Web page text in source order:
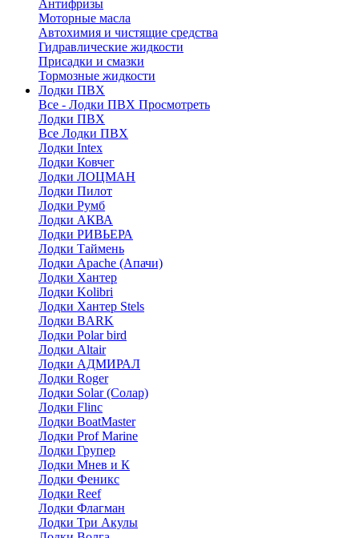
Антифризы
Моторные масла
Автохимия и чистящие средства
Гидравлические жидкости
Присадки и смазки
Тормозные жидкости
Лодки ПВХ
Все - Лодки ПВХ Просмотреть
Лодки ПВХ
Все Лодки ПВХ
Лодки Intex
Лодки Ковчег
Лодки ЛОЦМАН
Лодки Пилот
Лодки Румб
Лодки АКВА
Лодки РИВЬЕРА
Лодки Таймень
Лодки Apache (Апачи)
Лодки Хантер
Лодки Kolibri
Лодки Хантер Stels
Лодки BARK
Лодки Polar bird
Лодки Altair
Лодки АДМИРАЛ
Лодки Roger
Лодки Solar (Солар)
Лодки Flinc
Лодки BoatMaster
Лодки Prof Marine
Лодки Групер
Лодки Мнев и К
Лодки Феникс
Лодки Reef
Лодки Флагман
Лодки Три Акулы